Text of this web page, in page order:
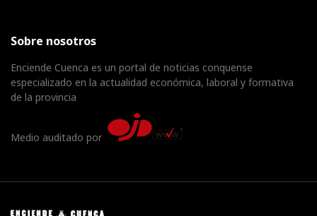
Sobre nosotros
Enciende Cuenca es un portal de noticias conquense
especializado en la actualidad económica, laboral y formativa
de la provincia
Medio auditado por